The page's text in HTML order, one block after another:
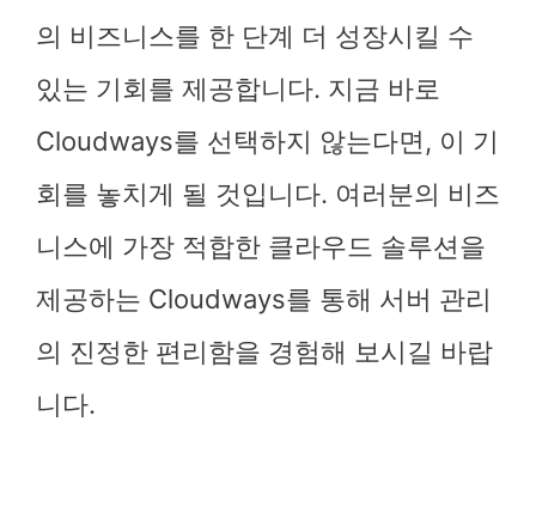
의 비즈니스를 한 단계 더 성장시킬 수
있는 기회를 제공합니다. 지금 바로
Cloudways를 선택하지 않는다면, 이 기
회를 놓치게 될 것입니다. 여러분의 비즈
니스에 가장 적합한 클라우드 솔루션을
제공하는 Cloudways를 통해 서버 관리
의 진정한 편리함을 경험해 보시길 바랍
니다.